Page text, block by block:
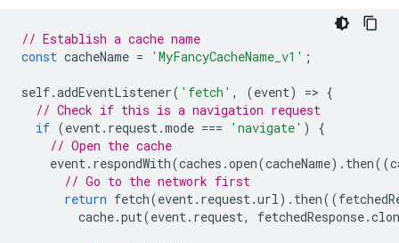
// Establish a cache name
const cacheName = 'MyFancyCacheName_v1' ;
self.addEventListener( 'fetch' , (event) => {
// Check if this is a navigation request
if (event. request.mode === 'navigate' )
{
// Open the cache
event. respondWith(caches .open(cacheName). then((
// Go to the network first
return fetch(event. request.url). then((
cache.put(event. request, fetchedResponse.